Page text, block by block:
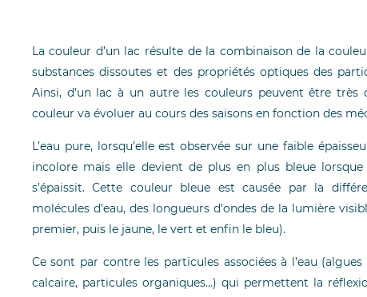
La couleur d’un lac résulte de la combinaison de la
substances dissoutes et des propriétés optiques des
Ainsi, d’un lac à un autre les couleurs peuvent être
couleur va évoluer au cours des saisons en fonction des
L’eau pure, lorsqu’elle est observée sur une faible
incolore mais elle devient de plus en plus bleue lorsque
s’épaissit. Cette couleur bleue est causée par la
molécules d’eau, des longueurs d’ondes de la lumière
premier, puis le jaune, le vert et enfin le bleu).
Ce sont par contre les particules associées à l’eau
calcaire, particules organiques…) qui permettent la